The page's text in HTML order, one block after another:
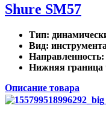
Shure SM57
Тип:
Вид:
Направленность:
Нижняя граница
Описание товара